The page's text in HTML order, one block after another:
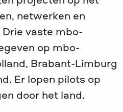
netwerken en
vaste mbo-
op mbo-
Brabant-Limburg
Er lopen pilots op
door het land.